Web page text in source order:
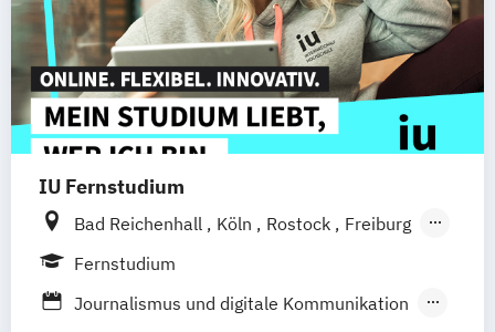
IU Fernstudium
Bad Reichenhall Köln Rostock
Freiburg
Kiel
Frankfurt am Main
Deggendorf
Karlsruhe Kassel
Fernstudium
Journalismus und digitale Kommunikation